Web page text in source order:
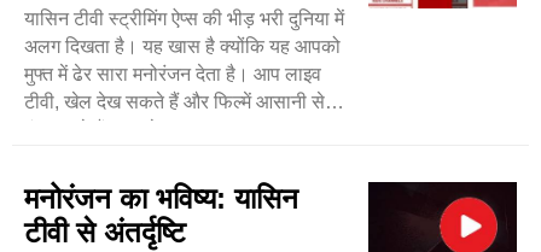
यासिन टीवी स्ट्रीमिंग ऐप्स की भीड़ भरी दुनिया में
अलग दिखता है। यह खास है क्योंकि यह आपको
मुफ्त में ढेर सारा मनोरंजन देता है। आप लाइव
टीवी, खेल देख सकते हैं और फिल्में आसानी से
मनोरंजन का भविष्य: यासिन
टीवी से अंतर्दृष्टि